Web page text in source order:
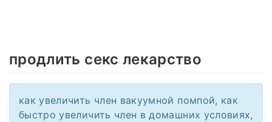
продлить секс лекарство
как увеличить член вакуумной помпой, как
быстро увеличить член в домашних условиях,